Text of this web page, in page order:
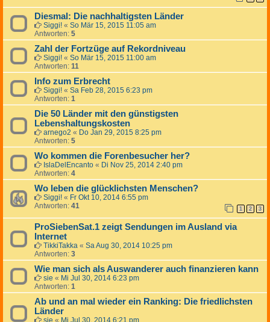
Diesmal: Die nachhaltigsten Länder
Siggi! « So Mär 15, 2015 11:05 am
Antworten: 5
Zahl der Fortzüge auf Rekordniveau
Siggi! « So Mär 15, 2015 11:00 am
Antworten: 11
Info zum Erbrecht
Siggi! « Sa Feb 28, 2015 6:23 pm
Antworten: 1
Die 50 Länder mit den günstigsten
Lebenshaltungskosten
arnego2 « Do Jan 29, 2015 8:25 pm
Antworten: 5
Wo kommen die Forenbesucher her?
IslaDelEncanto « Di Nov 25, 2014 2:40 pm
Antworten: 4
Wo leben die glücklichsten Menschen?
Siggi! « Fr Okt 10, 2014 6:55 pm
Antworten: 41 1 2 3
ProSiebenSat.1 zeigt Sendungen im Ausland via
Internet
TikkiTakka « Sa Aug 30, 2014 10:25 pm
Antworten: 3
Wie man sich als Auswanderer auch finanzieren kann
sie « Mi Jul 30, 2014 6:23 pm
Antworten: 1
Ab und an mal wieder ein Ranking: Die friedlichsten
Länder